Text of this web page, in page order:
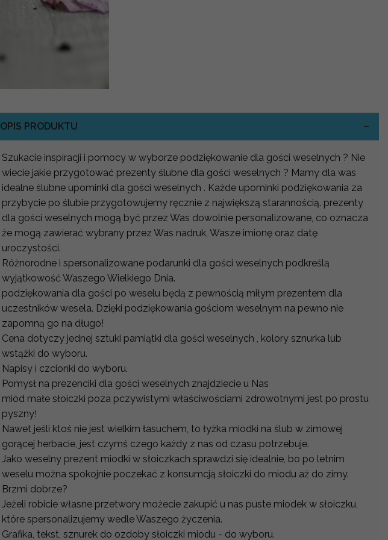
OPIS PRODUKTU
Szukacie inspiracji i pomocy w wyborze podziękowanie dla gości weselnych ? Nie
wiecie jakie przygotować prezenty ślubne dla gości weselnych ? Mamy dla was
idealne ślubne upominki dla gości weselnych . Każde upominki podziękowania za
przybycie po ślubie przygotowujemy ręcznie z największą starannością. prezenty
dla gości weselnych mogą być przez Was dowolnie personalizowane, co oznacza
że mogą zawierać wybrany przez Was nadruk, Wasze imionę oraz datę
uroczystości.
Różnorodne i spersonalizowane podarunki dla gości weselnych podkreślą
wyjątkowość Waszego Wielkiego Dnia.
podziękowania dla gości po weselu będą z pewnością miłym prezentem dla
uczestników wesela. Dzięki podziękowania gościom weselnym na pewno nie
zapomną go na długo!
Cena dotyczy jednej sztuki pamiątki dla gości weselnych , kolory sznurka lub
wstążki do wyboru.
Napisy i czcionki do wyboru.
Pomysł na prezenciki dla gości weselnych znajdziecie u Nas
miód małe słoiczki poza pczywistymi właściwościami zdrowotnymi jest po prostu
pyszny!
Nawet jeśli ktoś nie jest wielkim łasuchem, to łyżka miodki na ślub w zimowej
gorącej herbacie, jest czymś czego każdy z nas od czasu potrzebuje.
Jako weselny prezent miodki w słoiczkach sprawdzi się idealnie, bo po letnim
weselu można spokojnie poczekać z konsumcją słoiczki do miodu aż do zimy.
Brzmi dobrze?
Jeżeli robicie własne przetwory możecie zakupić u nas puste miodek w słoiczku,
które spersonalizujemy wedle Waszego życzenia.
Grafika, tekst, sznurek do ozdoby słoiczki miodu - do wyboru.